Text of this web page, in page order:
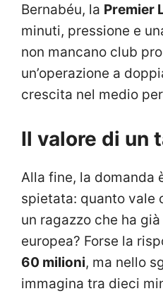
Bernabéu, la Premier
minuti, pressione e
non mancano club
un’operazione a
crescita nel medio
Il valore di un
Alla fine, la domanda
spietata: quanto vale
un ragazzo che ha
europea? Forse la
60 milioni, ma nello
immagina tra dieci